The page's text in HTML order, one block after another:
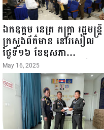
ឯកឧត្តម នេត្រ ភក្ត្រា រដ្ឋមន្ត្រី
ក្រសួងព័ត៌មាន នៅរសៀល
ថ្ងៃទី១៦ ខែឧសភា
ឆ្នាំ២០២៥នេះ បានអញ្ជើញចុះ
ធ្វើជំរឿនថ្នាក់ដឹកនាំមន្ត្រីរាជ
ការស៉ីវិល នៃក្រសួងព័ត៌មាន...
May 16, 2025